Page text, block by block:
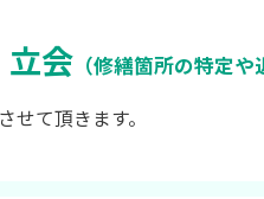
会 （修繕箇所の特定や
せて頂きます。